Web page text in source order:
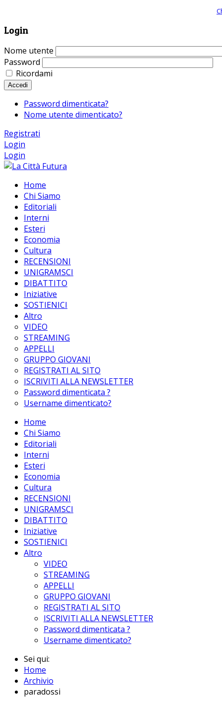
Login
Nome utente
Password
Ricordami
Accedi
Password dimenticata?
Nome utente dimenticato?
Registrati
Login
Login
Home
Chi Siamo
Editoriali
Interni
Esteri
Economia
Cultura
RECENSIONI
UNIGRAMSCI
DIBATTITO
Iniziative
SOSTIENICI
Altro
VIDEO
STREAMING
APPELLI
GRUPPO GIOVANI
REGISTRATI AL SITO
ISCRIVITI ALLA NEWSLETTER
Password dimenticata ?
Username dimenticato?
Home
Chi Siamo
Editoriali
Interni
Esteri
Economia
Cultura
RECENSIONI
UNIGRAMSCI
DIBATTITO
Iniziative
SOSTIENICI
Altro
VIDEO
STREAMING
APPELLI
GRUPPO GIOVANI
REGISTRATI AL SITO
ISCRIVITI ALLA NEWSLETTER
Password dimenticata ?
Username dimenticato?
Sei qui:
Home
Archivio
paradossi